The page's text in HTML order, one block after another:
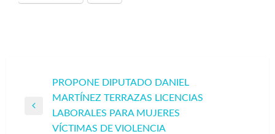
Navegación
de
entradas
Entrada
anterior
PROPONE DIPUTADO DANIEL
MARTÍNEZ TERRAZAS LICENCIAS
LABORALES PARA MUJERES
VÍCTIMAS DE VIOLENCIA